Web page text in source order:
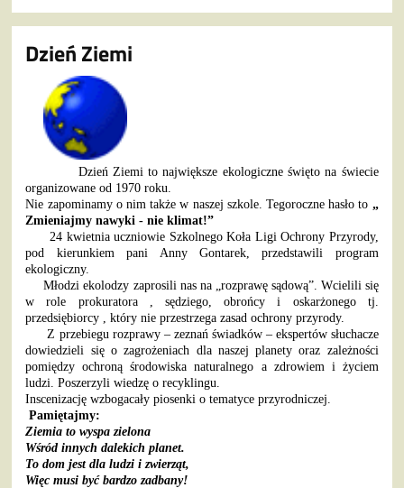
Dzień Ziemi
Dzień Ziemi to największe ekologiczne święto na świecie
organizowane od 1970 roku.
Nie zapominamy o nim także w naszej szkole. Tegoroczne hasło to „
Zmieniajmy nawyki - nie klimat!”
24 kwietnia uczniowie Szkolnego Koła Ligi Ochrony Przyrody,
pod kierunkiem pani Anny Gontarek, przedstawili program
ekologiczny.
Młodzi ekolodzy zaprosili nas na „rozprawę sądową”. Wcielili się
w role prokuratora , sędziego, obrońcy i oskarżonego tj.
przedsiębiorcy , który nie przestrzega zasad ochrony przyrody.
Z przebiegu rozprawy – zeznań świadków – ekspertów słuchacze
dowiedzieli się o zagrożeniach dla naszej planety oraz zależności
pomiędzy ochroną środowiska naturalnego a zdrowiem i życiem
ludzi. Poszerzyli wiedzę o recyklingu.
Inscenizację wzbogacały piosenki o tematyce przyrodniczej.
Pamiętajmy:
Ziemia to wyspa zielona
Wśród innych dalekich planet.
To dom jest dla ludzi i zwierząt,
Więc musi być bardzo zadbany!